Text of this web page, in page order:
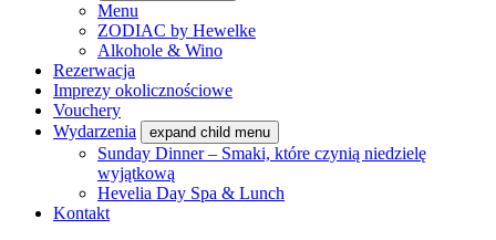
Menu
ZODIAC by Hewelke
Alkohole & Wino
Rezerwacja
Imprezy okolicznościowe
Vouchery
Wydarzenia
expand child menu
Sunday Dinner – Smaki, które czynią niedzielę
wyjątkową
Hevelia Day Spa & Lunch
Kontakt